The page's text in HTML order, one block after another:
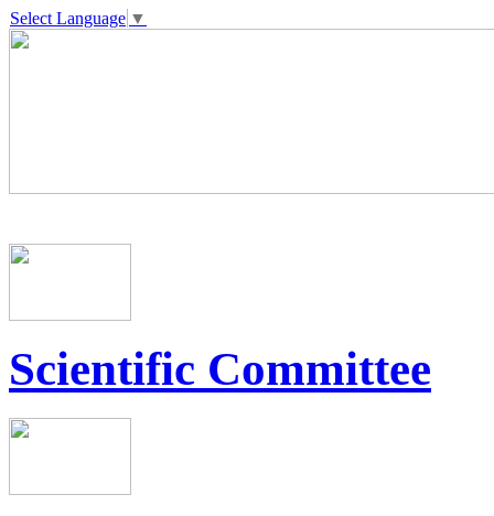
Select Language ▼
Scientific Committee